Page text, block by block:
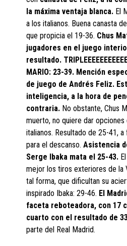
la máxima ventaja blanca. El
a los italianos. Buena canasta
que propicia el 19-36. Chus
jugadores en el juego
resultado.
MARIO: 23-39. Mención
de juego de Andrés Feliz.
inteligencia, a la hora de
contraria. No obstante, Chus
muerto, no quiere dar
italianos. Resultado de 25-41,
para el descanso.Asistencia
Serge Ibaka mata el 25-43.
mejor los tiros exteriores de la
tal forma, que dificultan su
inspirado Ibaka: 29-46. El
faceta reboteadora, con 17
cuarto con el resultado de
parte del Real Madrid.